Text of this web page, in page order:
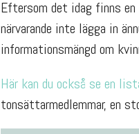
Eftersom det idag finns
närvarande inte lägga in
informationsmängd om
Här kan du också se en
tonsättarmedlemmar, en